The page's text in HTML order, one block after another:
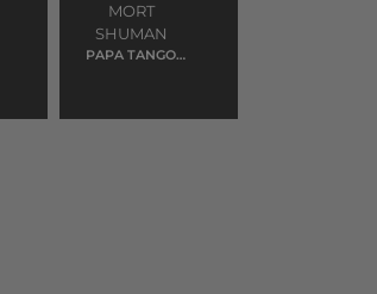
MORT
SHUMAN
PAPA TANGO